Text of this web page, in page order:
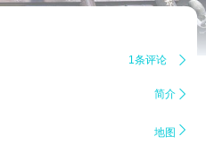
1条评论 
简介 
地图 